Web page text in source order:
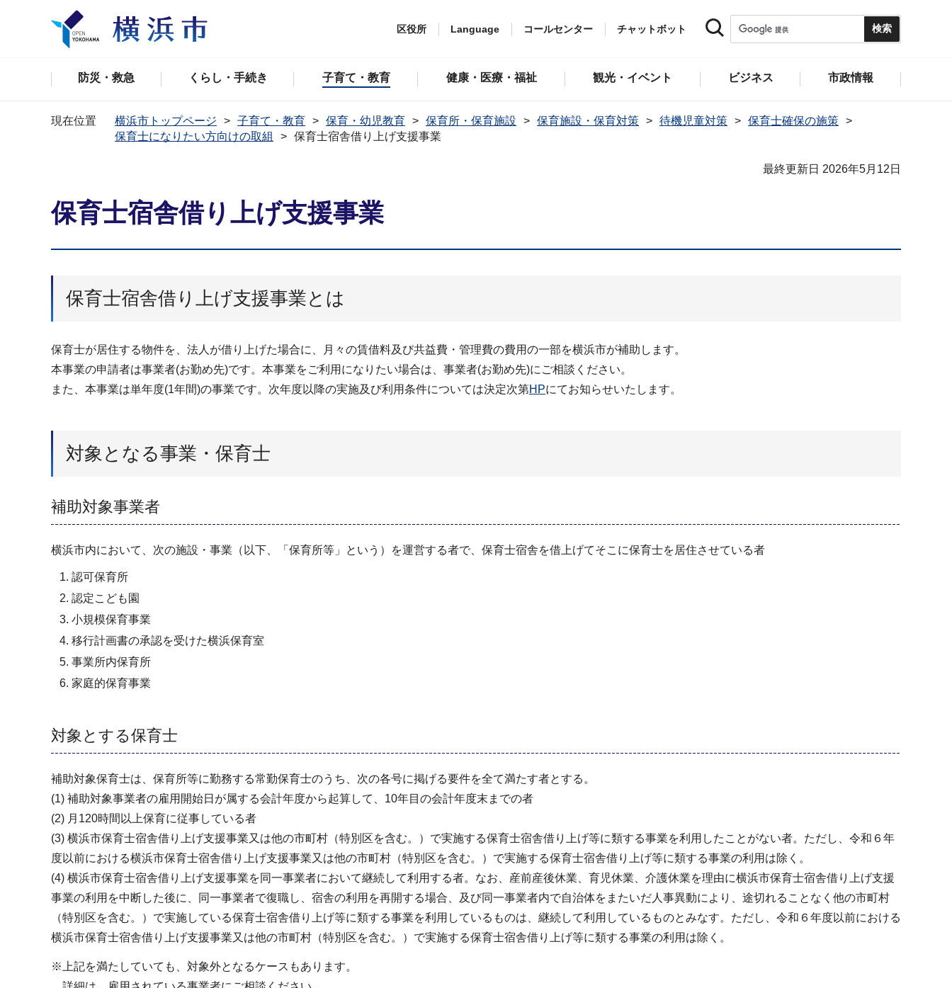
区役所 Language コールセンター チャットボット
防災・救急 くらし・手続き 子育て・教育 健康・医療・福祉 観光・イベント ビジネス 市政情報
現在位置 横浜市トップページ 子育て・教育 保育・幼児教育 保育所・保育施設 保育施設・保育対策 待機児童対策
保育士確保の施策
保育士になりたい方向けの取組
保育士宿舎借り上げ支援事業
最終更新日 2026年5月12日
保育士宿舎借り上げ支援事業
保育士宿舎借り上げ支援事業とは
保育士が居住する物件を、法人が借り上げた場合に、月々の賃借料及び共益費・管理費の費用の一部を横浜市が補助します。
本事業の申請者は事業者(お勤め先)です。本事業をご利用になりたい場合は、事業者(お勤め先)にご相談ください。
また、本事業は単年度(1年間)の事業です。次年度以降の実施及び利用条件については決定次第HPにてお知らせいたします。
対象となる事業・保育士
補助対象事業者
横浜市内において、次の施設・事業（以下、「保育所等」という）を運営する者で、保育士宿舎を借上げてそこに保育士を居住させている者
認可保育所
認定こども園
小規模保育事業
移行計画書の承認を受けた横浜保育室
事業所内保育所
家庭的保育事業
対象とする保育士
補助対象保育士は、保育所等に勤務する常勤保育士のうち、次の各号に掲げる要件を全て満たす者とする。
(1) 補助対象事業者の雇用開始日が属する会計年度から起算して、10年目の会計年度末までの者
(2) 月120時間以上保育に従事している者
(3) 横浜市保育士宿舎借り上げ支援事業又は他の市町村（特別区を含む。）で実施する保育士宿舎借り上げ等に類する事業を利用したことがない者。ただし、令和６年
度以前における横浜市保育士宿舎借り上げ支援事業又は他の市町村（特別区を含む。）で実施する保育士宿舎借り上げ等に類する事業の利用は除く。
(4) 横浜市保育士宿舎借り上げ支援事業を同一事業者において継続して利用する者。なお、産前産後休業、育児休業、介護休業を理由に横浜市保育士宿舎借り上げ支援
事業の利用を中断した後に、同一事業者で復職し、宿舎の利用を再開する場合、及び同一事業者内で自治体をまたいだ人事異動により、途切れることなく他の市町村
（特別区を含む。）で実施している保育士宿舎借り上げ等に類する事業を利用しているものは、継続して利用しているものとみなす。ただし、令和６年度以前における
横浜市保育士宿舎借り上げ支援事業又は他の市町村（特別区を含む。）で実施する保育士宿舎借り上げ等に類する事業の利用は除く。
※上記を満たしていても、対象外となるケースもあります。